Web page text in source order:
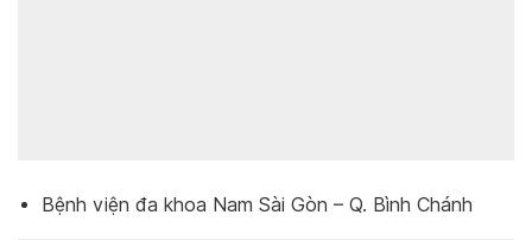
Bệnh viện đa khoa Nam Sài Gòn – Q. Bình Chánh